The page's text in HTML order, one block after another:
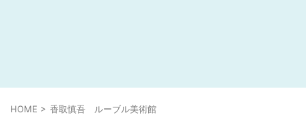
HOME > 香取慎吾 ルーブル美術館